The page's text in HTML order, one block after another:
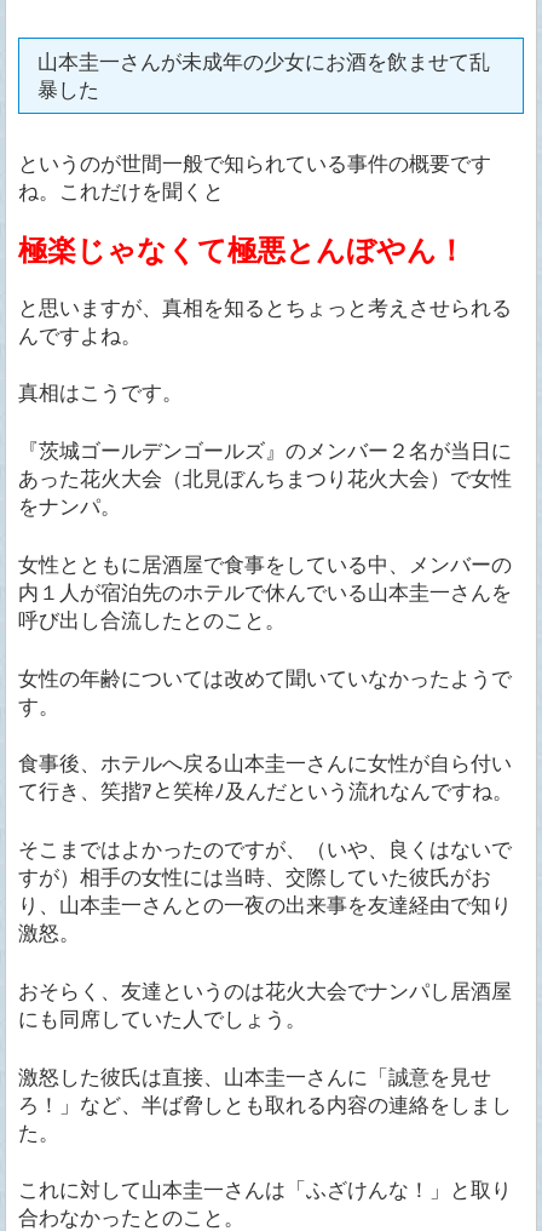
山本圭一さんが未成年の少女にお酒を飲ませて乱
暴した
というのが世間一般で知られている事件の概要です
ね。これだけを聞くと
極楽じゃなくて極悪とんぼやん！
と思いますが、真相を知るとちょっと考えさせられる
んですよね。
真相はこうです。
『茨城ゴールデンゴールズ』のメンバー２名が当日に
あった花火大会（北見ぼんちまつり花火大会）で女性
をナンパ。
女性とともに居酒屋で食事をしている中、メンバーの
内１人が宿泊先のホテルで休んでいる山本圭一さんを
呼び出し合流したとのこと。
女性の年齢については改めて聞いていなかったようで
す。
食事後、ホテルへ戻る山本圭一さんに女性が自ら付い
て行き、笶揩ｱと笶桙ﾉ及んだという流れなんですね。
そこまではよかったのですが、（いや、良くはないで
すが）相手の女性には当時、交際していた彼氏がお
り、山本圭一さんとの一夜の出来事を友達経由で知り
激怒。
おそらく、友達というのは花火大会でナンパし居酒屋
にも同席していた人でしょう。
激怒した彼氏は直接、山本圭一さんに「誠意を見せ
ろ！」など、半ば脅しとも取れる内容の連絡をしまし
た。
これに対して山本圭一さんは「ふざけんな！」と取り
合わなかったとのこと。